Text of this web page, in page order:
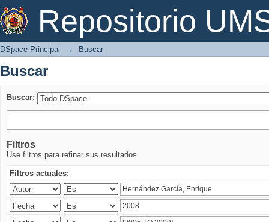
Repositorio
Buscar
DSpace Principal → Buscar
Buscar
Buscar:
Filtros
Use filtros para refinar sus resultados.
Filtros actuales: